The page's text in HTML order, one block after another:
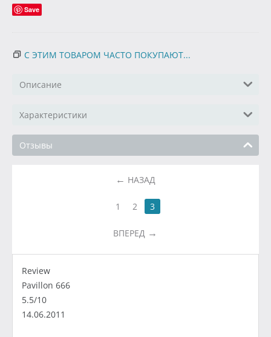
Save
С ЭТИМ ТОВАРОМ ЧАСТО ПОКУПАЮТ...
Описание
Характеристики
Отзывы
НАЗАД
1 2 3
ВПЕРЕД
Review
Pavillon 666
5.5/10
14.06.2011